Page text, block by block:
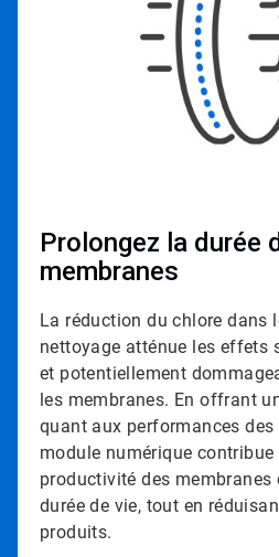
Prolongez la durée
membranes​​​​​​​
La réduction du chlore dans
nettoyage atténue les effets
et potentiellement
les membranes.​​​​​​​ En offrant
quant aux performances des
module numérique
productivité des membranes
durée de vie, tout en
produits.